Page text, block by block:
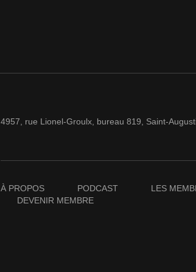
4957, rue Lionel-Groulx, bureau 819, Saint-
À PROPOS PODCAST LES
DEVENIR MEMBRE